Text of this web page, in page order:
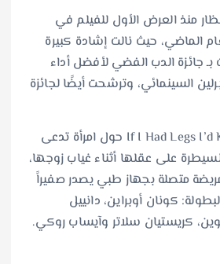
منذ العرض الأول للفيلم في
الماضي، حيث نالت إشادة كبيرة
بـ جائزة الدب الفضي لأفضل أداء
السينمائي، وترشحت أيضًا لجائزة
تدور أحداث If I Had Legs I’d Kick You حول امرأة تدعى
على عقلها أثناء غياب زوجها،
متصلة بجهاز طبي يصدر صفيراً
كونان أوبراين، دانييل
كريستيان سلاتر وآيساب روكي.